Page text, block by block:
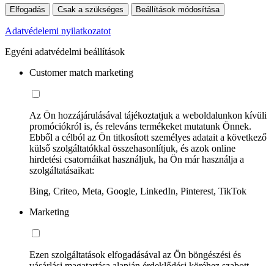
Elfogadás Csak a szükséges Beállítások módosítása
Adatvédelemi nyilatkozatot
Egyéni adatvédelmi beállítások
Customer match marketing
Az Ön hozzájárulásával tájékoztatjuk a weboldalunkon kívüli
promóciókról is, és releváns termékeket mutatunk Önnek.
Ebből a célból az Ön titkosított személyes adatait a következő
külső szolgáltatókkal összehasonlítjuk, és azok online
hirdetési csatornáikat használjuk, ha Ön már használja a
szolgáltatásaikat:
Bing, Criteo, Meta, Google, LinkedIn, Pinterest, TikTok
Marketing
Ezen szolgáltatások elfogadásával az Ön böngészési és